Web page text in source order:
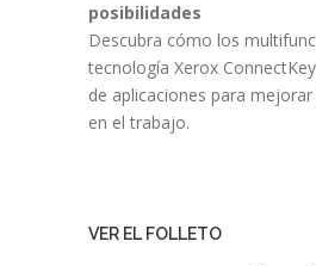
posibilidades
Descubra cómo los
tecnología Xerox
de aplicaciones para
en el trabajo.
VER EL